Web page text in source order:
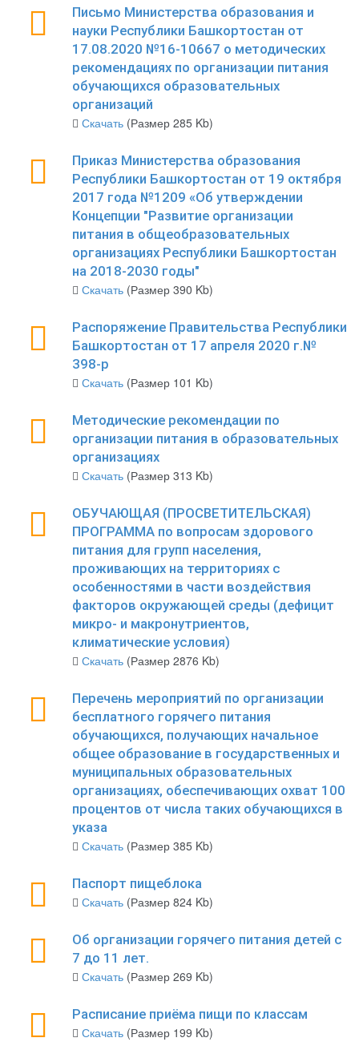
Письмо Министерства образования и
науки Республики Башкортостан от
17.08.2020 №16-10667 о методических
рекомендациях по организации питания
обучающихся образовательных
организаций
Скачать(Размер 285 Kb)
Приказ Министерства образования
Республики Башкортостан от 19 октября
2017 года №1209 «Об утверждении
Концепции "Развитие организации
питания в общеобразовательных
организациях Республики Башкортостан
на 2018-2030 годы"
Скачать(Размер 390 Kb)
Распоряжение Правительства Республики
Башкортостан от 17 апреля 2020 г.№
398-р
Скачать(Размер 101 Kb)
Методические рекомендации по
организации питания в образовательных
организациях
Скачать(Размер 313 Kb)
ОБУЧАЮЩАЯ (ПРОСВЕТИТЕЛЬСКАЯ)
ПРОГРАММА по вопросам здорового
питания для групп населения,
проживающих на территориях с
особенностями в части воздействия
факторов окружающей среды (дефицит
микро- и макронутриентов,
климатические условия)
Скачать(Размер 2876 Kb)
Перечень мероприятий по организации
бесплатного горячего питания
обучающихся, получающих начальное
общее образование в государственных и
муниципальных образовательных
организациях, обеспечивающих охват 100
процентов от числа таких обучающихся в
указа
Скачать(Размер 385 Kb)
Паспорт пищеблока
Скачать(Размер 824 Kb)
Об организации горячего питания детей с
7 до 11 лет.
Скачать(Размер 269 Kb)
Расписание приёма пищи по классам
Скачать(Размер 199 Kb)